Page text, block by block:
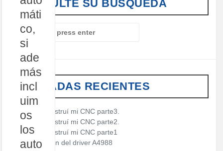
máti
co,
si
ade
más
incl
uim
os
los
auto
CONSULTE SU BÚSQUEDA
S
a
r
h
o
:
ENTRADAS RECIENTES
Cómo construí mi CNC parte3.
Cómo construí mi CNC parte2.
Cómo construí mi CNC parte1
Descripción del driver A4988